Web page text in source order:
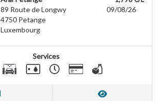
89 Route de Longwy
4750 Petange
Luxembourg
09/08/26
Services